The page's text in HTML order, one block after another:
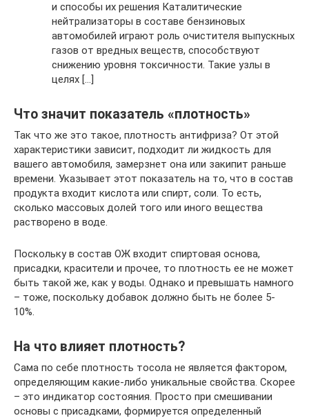
и способы их решения Каталитические
нейтрализаторы в составе бензиновых
автомобилей играют роль очистителя выпускных
газов от вредных веществ, способствуют
снижению уровня токсичности. Такие узлы в
целях […]
Что значит показатель «плотность»
Так что же это такое, плотность антифриза? От этой
характеристики зависит, подходит ли жидкость для
вашего автомобиля, замерзнет она или закипит раньше
времени. Указывает этот показатель на то, что в состав
продукта входит кислота или спирт, соли. То есть,
сколько массовых долей того или иного вещества
растворено в воде.
Поскольку в состав ОЖ входит спиртовая основа,
присадки, красители и прочее, то плотность ее не может
быть такой же, как у воды. Однако и превышать намного
– тоже, поскольку добавок должно быть не более 5-
10%.
На что влияет плотность?
Сама по себе плотность тосола не является фактором,
определяющим какие-либо уникальные свойства. Скорее
– это индикатор состояния. Просто при смешивании
основы с присадками, формируется определенный